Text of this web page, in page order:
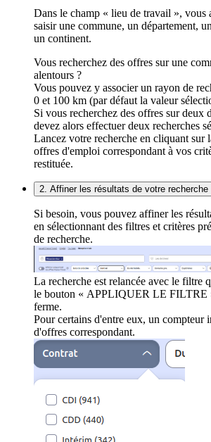
Dans le champ « lieu de travail », vous
saisir une commune, un département,
un continent.
Vous recherchez des offres sur une
alentours ?
Vous pouvez y associer un rayon de
0 et 100 km (par défaut la valeur
Si vous recherchez des offres sur deux
devez alors effectuer deux recherches
Lancez votre recherche en cliquant sur
offres d'emploi correspondant à vos
restituée.
2. Affiner les résultats de votre recherche
Si besoin, vous pouvez affiner les
en sélectionnant des filtres et critères
de recherche.
La recherche est relancée avec le filtre
le bouton « APPLIQUER LE FILTRE
ferme.
Pour certains d'entre eux, un compteur
d'offres correspondant.